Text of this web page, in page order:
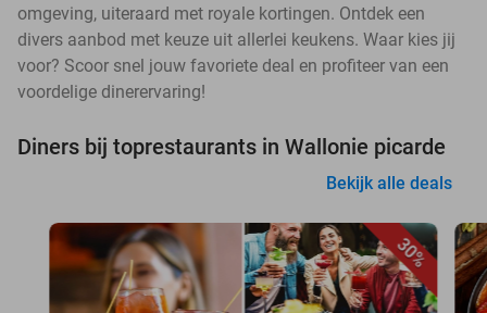
omgeving, uiteraard met royale kortingen. Ontdek een
divers aanbod met keuze uit allerlei keukens. Waar kies jij
voor? Scoor snel jouw favoriete deal en profiteer van een
voordelige dinerervaring!
Diners bij toprestaurants in Wallonie picarde
Bekijk alle deals
30%